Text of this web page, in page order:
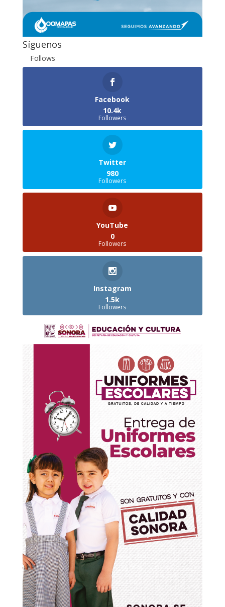
Síguenos
Follows
Facebook
10.4k
Followers
Twitter
980
Followers
YouTube
0
Followers
Instagram
1.5k
Followers